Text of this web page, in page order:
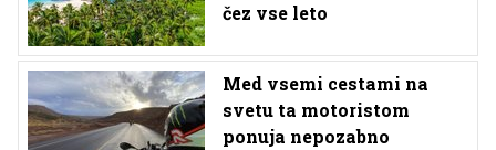
čez vse leto
Med vsemi cestami na
svetu ta motoristom
ponuja nepozabno